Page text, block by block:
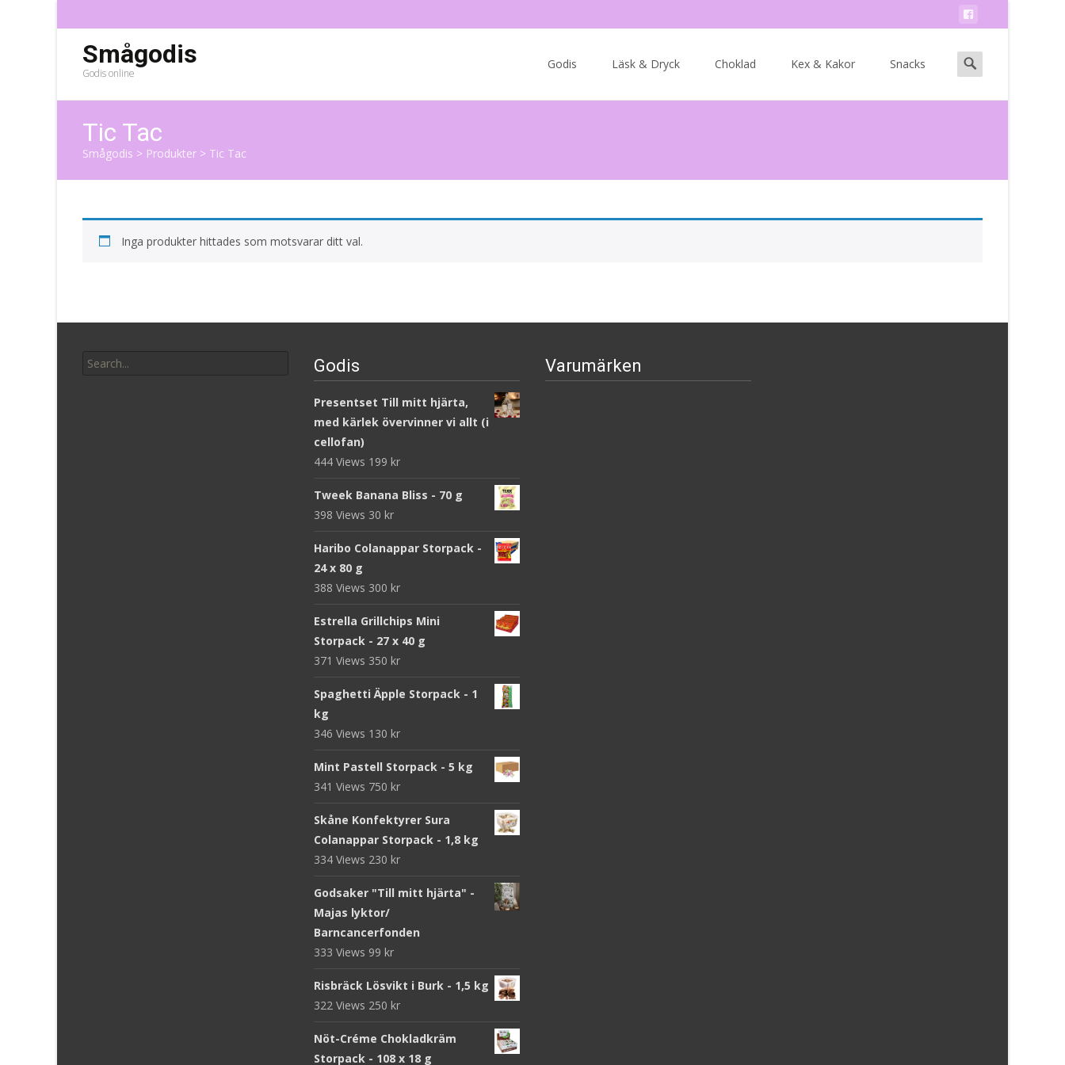
Smågodis
Godis online
Godis Läsk & Dryck Choklad Kex & Kakor Snacks
Search
for:
Tic Tac
Smågodis > Produkter > Tic Tac
Inga produkter hittades som motsvarar ditt val.
for:
Godis
Presentset Till mitt hjärta,
med kärlek övervinner vi allt (i
cellofan)
444 Views 199 kr
Tweek Banana Bliss - 70 g
398 Views 30 kr
Haribo Colanappar Storpack -
24 x 80 g
388 Views 300 kr
Estrella Grillchips Mini
Storpack - 27 x 40 g
371 Views 350 kr
Spaghetti Äpple Storpack - 1
kg
346 Views 130 kr
Mint Pastell Storpack - 5 kg
341 Views 750 kr
Skåne Konfektyrer Sura
Colanappar Storpack - 1,8 kg
334 Views 230 kr
Godsaker "Till mitt hjärta" -
Majas lyktor/
Barncancerfonden
333 Views 99 kr
Risbräck Lösvikt i Burk - 1,5 kg
322 Views 250 kr
Nöt-Créme Chokladkräm
Storpack - 108 x 18 g
Varumärken